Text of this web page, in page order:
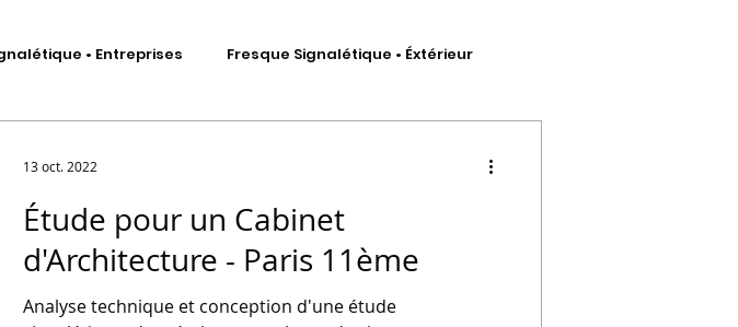
• Entreprises Fresque Signalétique • Éxtérieur
DA • Identité visuelle
Total covering véhicules artistique
Étude pour un Cabinet
d'Architecture - Paris 11ème
Analyse technique et conception d'une étude
13 oct. 2022